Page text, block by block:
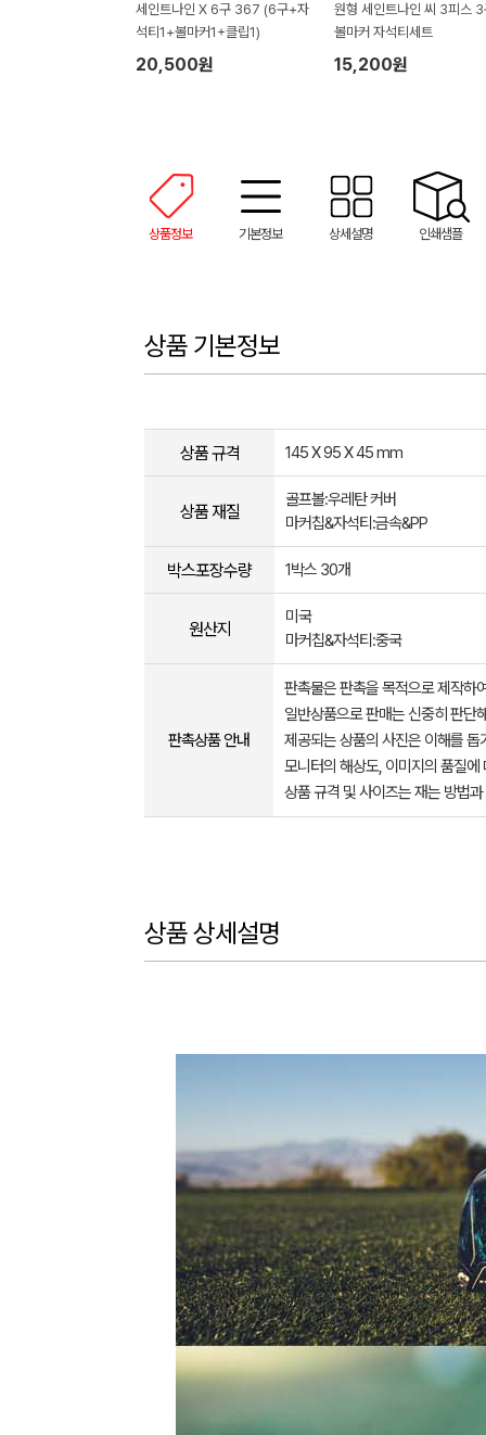
세인트나인 X 6구 367 (6구+자
석티1+볼마커1+클립1)
20,500원
원형 세인트나인 씨 3피스 3
볼마커 자석티세트
15,200원
상품정보 기본정보 상세설명 인쇄샘플
상품 기본정보
상품 규격 145 X 95 X 45 mm
상품 재질
골프볼:우레탄 커버
마커칩&자석티:금속&PP
박스포장수량 1박스 30개
원산지
미국
마커칩&자석티:중국
판촉상품 안내
판촉물은 판촉을 목적으로 제작하
일반상품으로 판매는 신중히 판단
제공되는 상품의 사진은 이해를
모니터의 해상도, 이미지의 품질
상품 규격 및 사이즈는 재는 방법
상품 상세설명